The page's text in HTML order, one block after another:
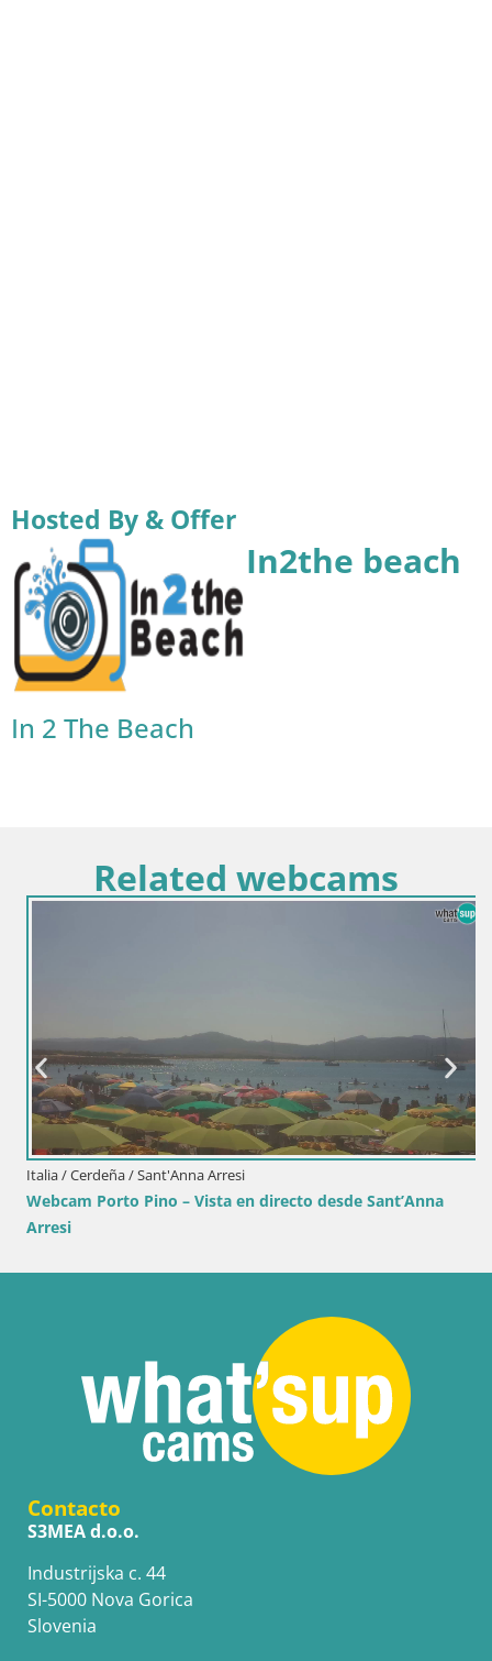
Hosted By & Offer
In2the beach
In 2 The Beach
Related webcams
Italia / Cerdeña / Sant'Anna Arresi
Webcam Porto Pino – Vista en directo desde Sant’Anna
Arresi
Contacto
S3MEA d.o.o.
Industrijska c. 44
SI-5000 Nova Gorica
Slovenia